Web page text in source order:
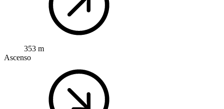
353 m
Ascenso